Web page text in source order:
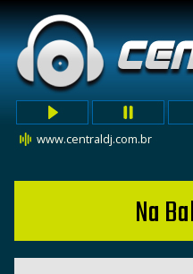
www.centraldj.com.br
Na